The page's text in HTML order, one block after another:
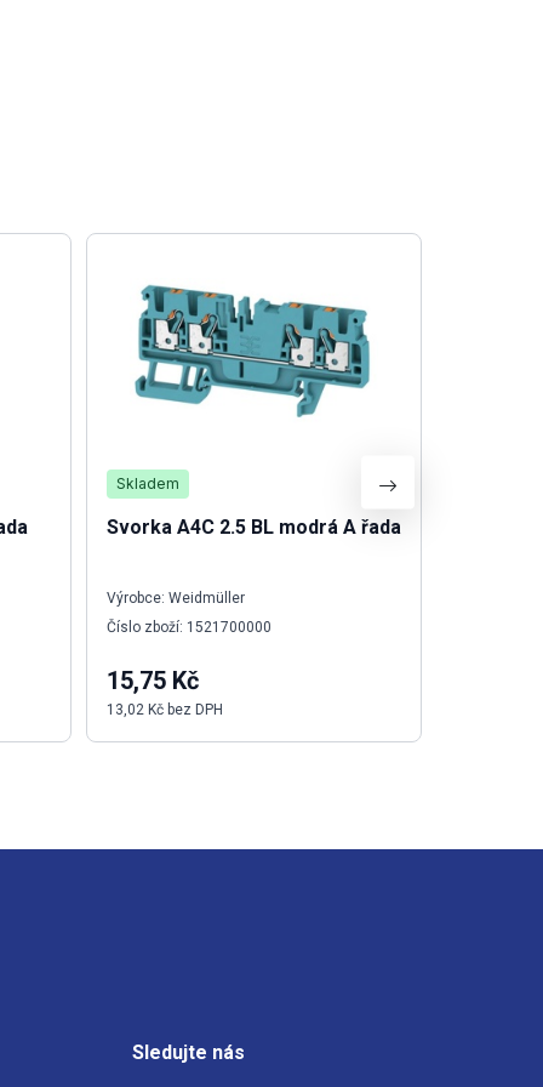
Skladem
Svorka A4C 2.5 BL modrá A řada
Výrobce: Weidmüller
Číslo zboží: 1521700000
15,75 Kč
13,02 Kč bez DPH
Sledujte nás